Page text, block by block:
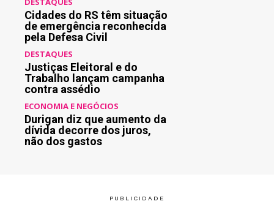
Cidades do RS têm situação
de emergência reconhecida
pela Defesa Civil
DESTAQUES
Justiças Eleitoral e do
Trabalho lançam campanha
contra assédio
ECONOMIA E NEGÓCIOS
Durigan diz que aumento da
dívida decorre dos juros,
não dos gastos